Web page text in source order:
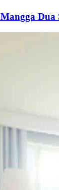
Dua